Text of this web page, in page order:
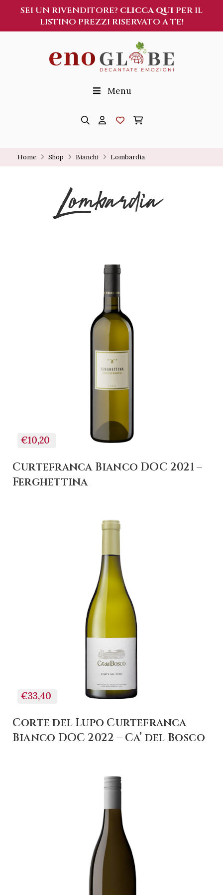
SEI UN RIVENDITORE? CLICCA QUI PER IL
LISTINO PREZZI RISERVATO A TE!
Menu
Home Shop Bianchi Lombardia
Lombardia
€10,20
+ AGGIUNGI AL
CARRELLO
Curtefranca Bianco DOC 2021 –
Ferghettina
€33,40
+ AGGIUNGI AL
CARRELLO
Corte del Lupo Curtefranca
Bianco DOC 2022 – Ca’ del Bosco
+ AGGIUNGI AL
CARRELLO